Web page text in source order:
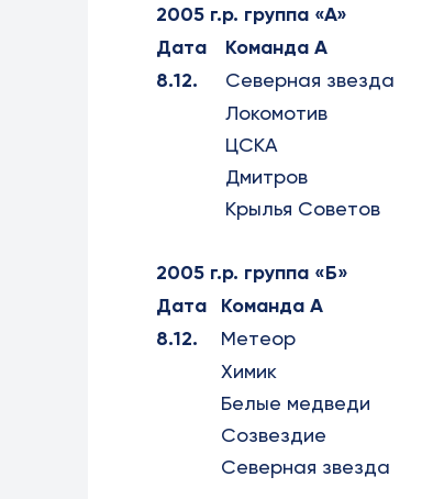
2005 г.р. группа «А»
Дата
Команда А
8.12.
Северная звезда
Локомотив
ЦСКА
Дмитров
Крылья Советов
2005 г.р. группа «Б»
Дата
Команда А
8.12.
Метеор
Химик
Белые медведи
Созвездие
Северная звезда